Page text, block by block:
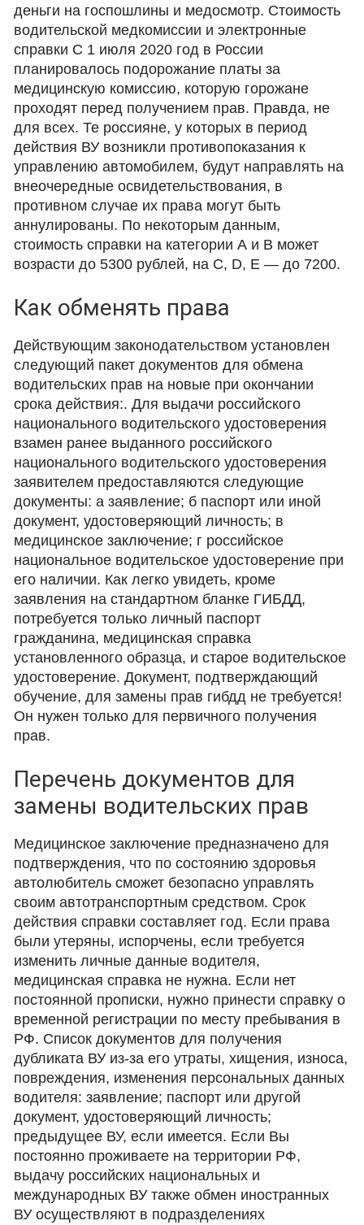
деньги на госпошлины и медосмотр. Стоимость
водительской медкомиссии и электронные
справки С 1 июля 2020 год в России
планировалось подорожание платы за
медицинскую комиссию, которую горожане
проходят перед получением прав. Правда, не
для всех. Те россияне, у которых в период
действия ВУ возникли противопоказания к
управлению автомобилем, будут направлять на
внеочередные освидетельствования, в
противном случае их права могут быть
аннулированы. По некоторым данным,
стоимость справки на категории А и В может
возрасти до 5300 рублей, на С, D, Е — до 7200.
Как обменять права
Действующим законодательством установлен
следующий пакет документов для обмена
водительских прав на новые при окончании
срока действия:. Для выдачи российского
национального водительского удостоверения
взамен ранее выданного российского
национального водительского удостоверения
заявителем предоставляются следующие
документы: а заявление; б паспорт или иной
документ, удостоверяющий личность; в
медицинское заключение; г российское
национальное водительское удостоверение при
его наличии. Как легко увидеть, кроме
заявления на стандартном бланке ГИБДД,
потребуется только личный паспорт
гражданина, медицинская справка
установленного образца, и старое водительское
удостоверение. Документ, подтверждающий
обучение, для замены прав гибдд не требуется!
Он нужен только для первичного получения
прав.
Перечень документов для
замены водительских прав
Медицинское заключение предназначено для
подтверждения, что по состоянию здоровья
автолюбитель сможет безопасно управлять
своим автотранспортным средством. Срок
действия справки составляет год. Если права
были утеряны, испорчены, если требуется
изменить личные данные водителя,
медицинская справка не нужна. Если нет
постоянной прописки, нужно принести справку о
временной регистрации по месту пребывания в
РФ. Список документов для получения
дубликата ВУ из-за его утраты, хищения, износа,
повреждения, изменения персональных данных
водителя: заявление; паспорт или другой
документ, удостоверяющий личность;
предыдущее ВУ, если имеется. Если Вы
постоянно проживаете на территории РФ,
выдачу российских национальных и
международных ВУ также обмен иностранных
ВУ осуществляют в подразделениях